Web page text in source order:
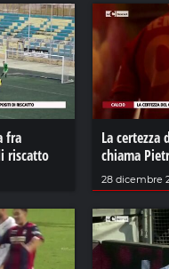
fra
riscatto
La certezza
chiama
28 dicembre